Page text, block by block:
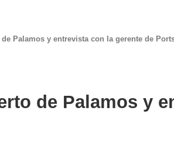
Palamos y entrevista con la gerente de
de Palamos y